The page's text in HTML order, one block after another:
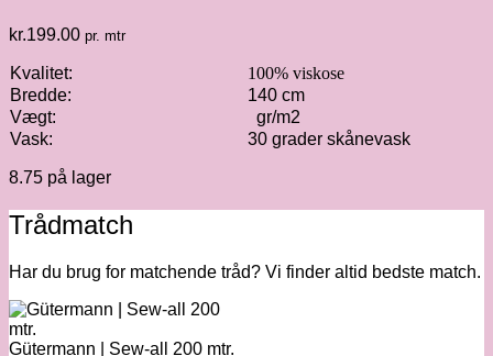
kr.199.00 pr. mtr
Kvalitet:
100% viskose
Bredde:
140 cm
Vægt:
gr/m2
Vask:
30 grader skånevask
8.75 på lager
Trådmatch
Har du brug for matchende tråd? Vi finder altid bedste match.
Gütermann | Sew-all 200 mtr.